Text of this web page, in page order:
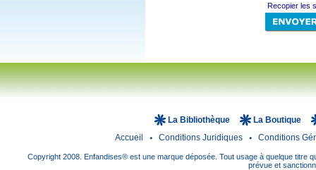
Recopier les
La Bibliothèque
La Boutique
Accueil
Conditions Juridiques Conditions
Copyright 2008. Enfandises® est une marque déposée. Tout usage à quelque
prévue et